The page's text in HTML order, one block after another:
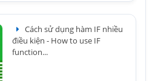
Cách sử dụng hàm IF nhiều
điều kiện - How to use IF
function...